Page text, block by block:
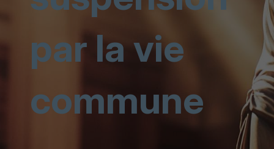
par la vie
commune